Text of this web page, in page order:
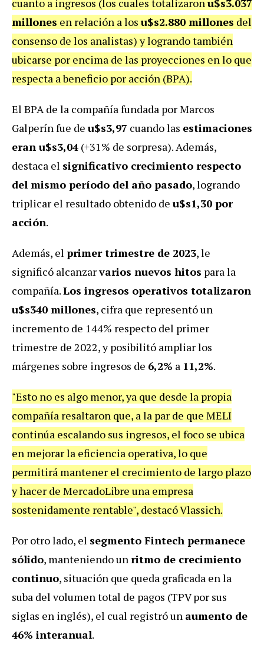
cuanto a ingresos (los cuales totalizaronu$s3.037
millones en relación a los u$s2.880 millones del
consenso de los analistas) y logrando también
ubicarse por encima de las proyecciones en lo que
respecta a beneficio por acción (BPA).
El BPA de la compañía fundada por Marcos
Galperín fue de u$s3,97 cuando las estimaciones
eran u$s3,04 (+31% de sorpresa). Además,
destaca el significativo crecimiento respecto
del mismo período del año pasado, logrando
triplicar el resultado obtenido de u$s1,30 por
acción.
Además, el primer trimestre de 2023, le
significó alcanzarvarios nuevos hitos para la
compañía.Los ingresos operativos totalizaron
u$s340 millones, cifra que representó un
incremento de 144% respecto del primer
trimestre de 2022, y posibilitó ampliar los
márgenes sobre ingresos de 6,2% a 11,2%.
"Esto no es algo menor, ya que desde la propia
compañía resaltaron que, a la par de que MELI
continúa escalando sus ingresos, el foco se ubica
en mejorar la eficiencia operativa, lo que
permitirá mantener el crecimiento de largo plazo
y hacer de MercadoLibre una empresa
sostenidamente rentable", destacó Vlassich.
Por otro lado, el segmento Fintech permanece
sólido, manteniendo unritmo de crecimiento
continuo, situación que queda graficada en la
suba del volumen total de pagos (TPV por sus
siglas en inglés), el cual registró un aumento de
46% interanual.